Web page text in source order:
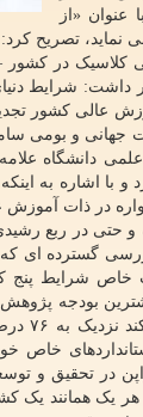
«از
نماید، تصریح
کلاسیک در کشور
کشور
جهانی و بومی
دانشگاه
و با اشاره به
در ذات آموزش
حتی در ربع
گسترده ای
خاص شرایط پنج
بودجه
حدود
در تحقیق و
همانند یک